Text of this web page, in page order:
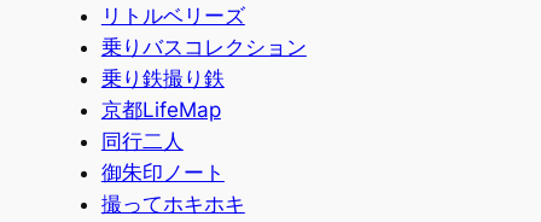
リトルベリーズ
乗りバスコレクション
乗り鉄撮り鉄
京都LifeMap
同行二人
御朱印ノート
撮ってホキホキ